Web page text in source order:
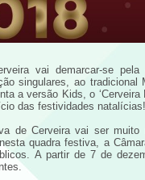
vai demarcar-se
singulares, ao
a versão Kids, o ‘Cerveira
das festividades natalícias!
de Cerveira vai ser muito
quadra festiva, a
A partir de 7 de